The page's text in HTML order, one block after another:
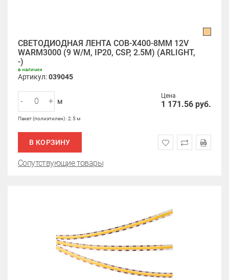
СВЕТОДИОДНАЯ ЛЕНТА COB-X400-8MM 12V
WARM3000 (9 W/M, IP20, CSP, 2.5M) (ARLIGHT,
-)
в наличии
Артикул:039045
Цена
1 171.56 руб.
- + м
Пакет (полиэтилен) : 2.5 м
В КОРЗИНУ
Сопутствующие товары